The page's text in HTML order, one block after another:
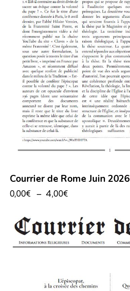
Courrier de Rome Juin 2026
0,00€ – 4,00€